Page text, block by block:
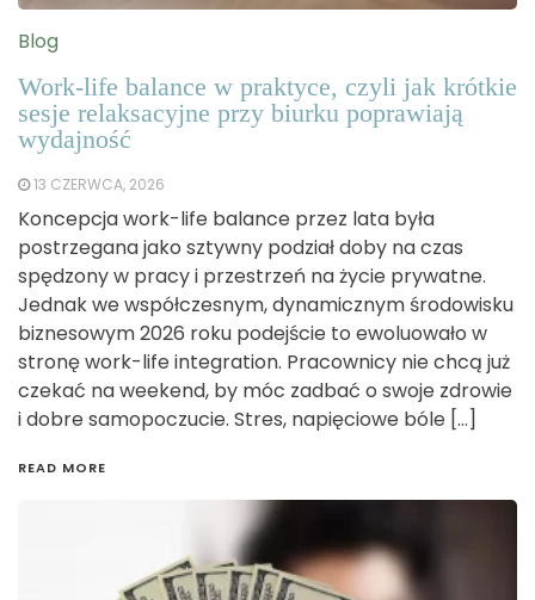
Blog
Work-life balance w praktyce, czyli jak krótkie
sesje relaksacyjne przy biurku poprawiają
wydajność
13 CZERWCA, 2026
Koncepcja work-life balance przez lata była
postrzegana jako sztywny podział doby na czas
spędzony w pracy i przestrzeń na życie prywatne.
Jednak we współczesnym, dynamicznym środowisku
biznesowym 2026 roku podejście to ewoluowało w
stronę work-life integration. Pracownicy nie chcą już
czekać na weekend, by móc zadbać o swoje zdrowie
i dobre samopoczucie. Stres, napięciowe bóle […]
READ MORE